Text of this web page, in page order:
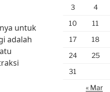
untuk
adalah
3
4
10
11
17
18
24
25
31
« Mar